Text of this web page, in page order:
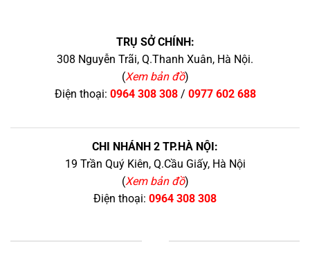
TRỤ SỞ CHÍNH:
308 Nguyễn Trãi, Q.Thanh Xuân, Hà Nội.
(Xem bản đồ)
Điện thoại: 0964 308 308/ 0977 602 688
CHI NHÁNH 2 TP.HÀ NỘI:
19 Trần Quý Kiên, Q.Cầu Giấy, Hà Nội
(Xem bản đồ)
Điện thoại: 0964 308 308